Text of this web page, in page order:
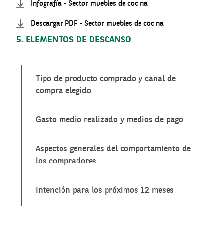
Infografía - Sector muebles de cocina
Descargar PDF - Sector muebles de cocina
5. ELEMENTOS DE DESCANSO
Tipo de producto comprado y canal de
compra elegido
Gasto medio realizado y medios de pago
Aspectos generales del comportamiento de
los compradores
Intención para los próximos 12 meses